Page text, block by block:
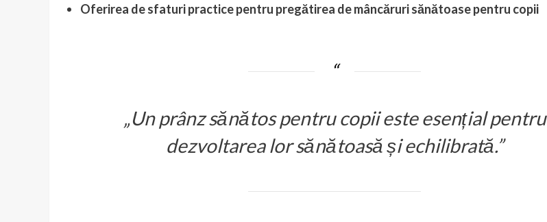
Oferirea de sfaturi practice pentru pregătirea de mâncăruri sănătoase pentru copii
„Un prânz sănătos pentru copii este esențial pentru
dezvoltarea lor sănătoasă și echilibrată.”